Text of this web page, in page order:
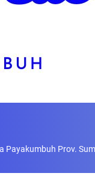
Payakumbuh Prov.